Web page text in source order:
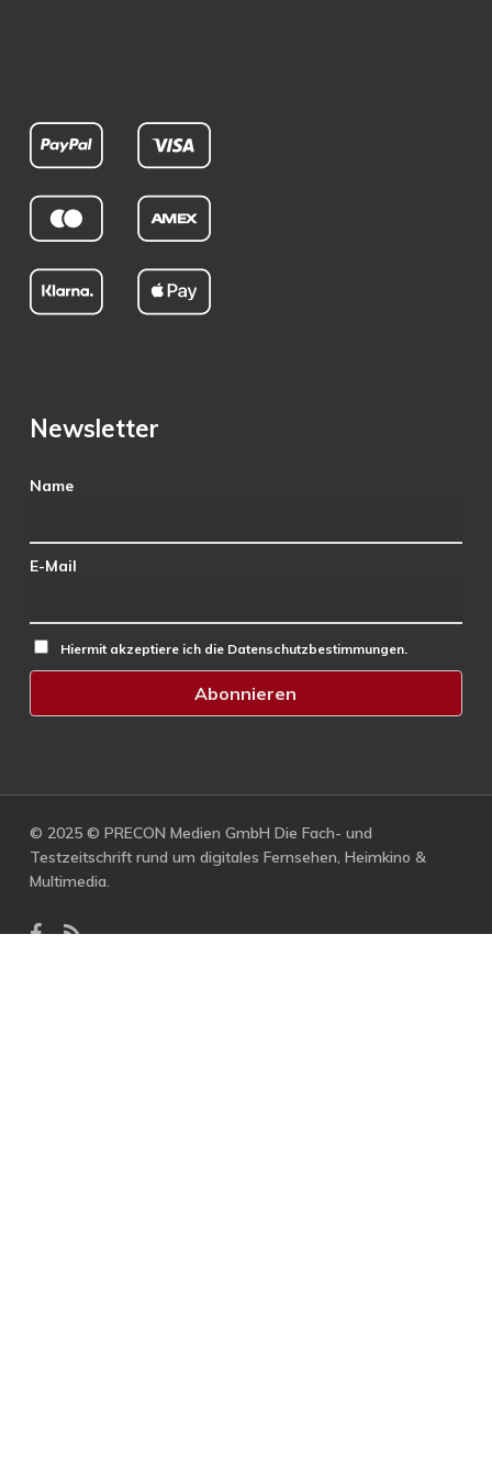
Newsletter
Name
E-Mail
Hiermit akzeptiere ich die Datenschutzbestimmungen.
© 2025 © PRECON Medien GmbH Die Fach- und
Testzeitschrift rund um digitales Fernsehen, Heimkino &
Multimedia.
facebook
RSS